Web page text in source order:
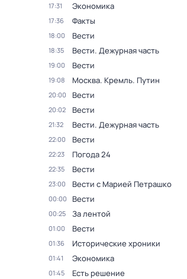
17:31 Экономика
17:36 Факты
18:00 Вести
18:35 Вести. Дежурная часть
19:00 Вести
19:08 Москва. Кремль. Путин
20:00 Вести
20:02 Вести
21:32 Вести. Дежурная часть
22:00 Вести
22:23 Погода 24
22:35 Вести
23:00 Вести с Марией Петрашко
00:00 Вести
00:25 За лентой
01:00 Вести
01:36 Исторические хроники
01:41 Экономика
01:45 Есть решение